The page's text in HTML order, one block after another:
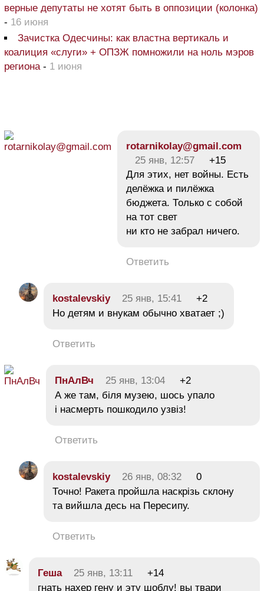
верные депутаты не хотят быть в оппозиции (колонка)
- 16 июня
Зачистка Одесчины: как властна вертикаль и
коалиция «слуги» + ОПЗЖ помножили на ноль мэров
региона - 1 июня
rotarnikolay@gmail.com
25 янв, 12:57
+15
Для этих, нет войны. Есть
делёжка и пилёжка
бюджета. Только с собой
на тот свет
ни кто не забрал ничего.
Ответить
kostalevskiy 25 янв, 15:41
+2
Но детям и внукам обычно хватает ;)
Ответить
ПнАлВч 25 янв, 13:04
+2
А же там, біля музею, шось упало
і насмерть пошкодило узвіз!
Ответить
kostalevskiy 26 янв, 08:32
0
Точно! Ракета пройшла наскрізь склону
та вийшла десь на Пересипу.
Ответить
Геша 25 янв, 13:11
+14
гнать нахер гену и эту шоблу! вы твари